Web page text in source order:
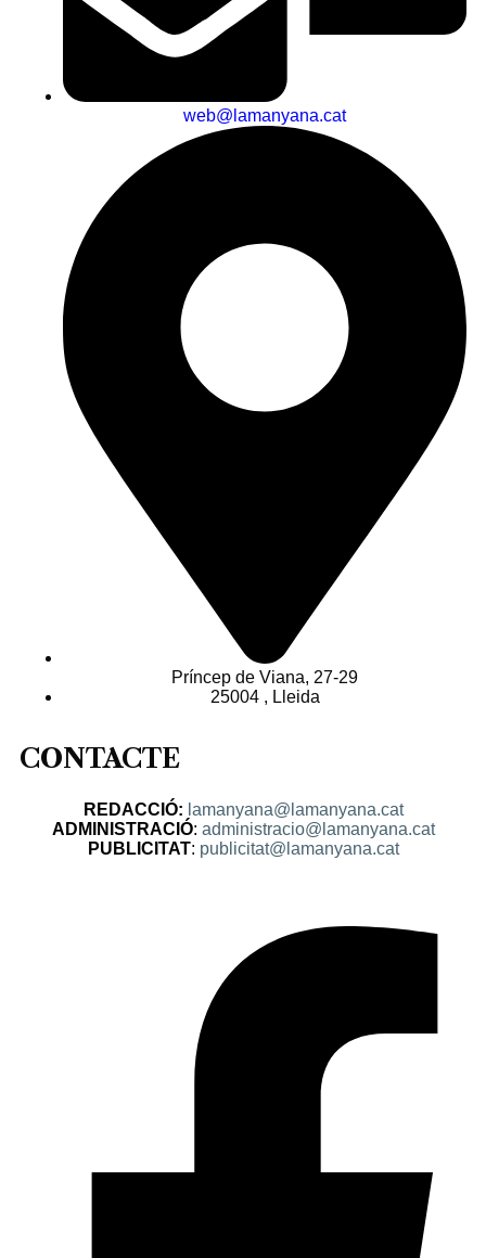
web@lamanyana.cat
Príncep de Viana, 27-29
25004 , Lleida
CONTACTE
REDACCIÓ: lamanyana@lamanyana.cat
ADMINISTRACIÓ: administracio@lamanyana.cat
PUBLICITAT: publicitat@lamanyana.cat